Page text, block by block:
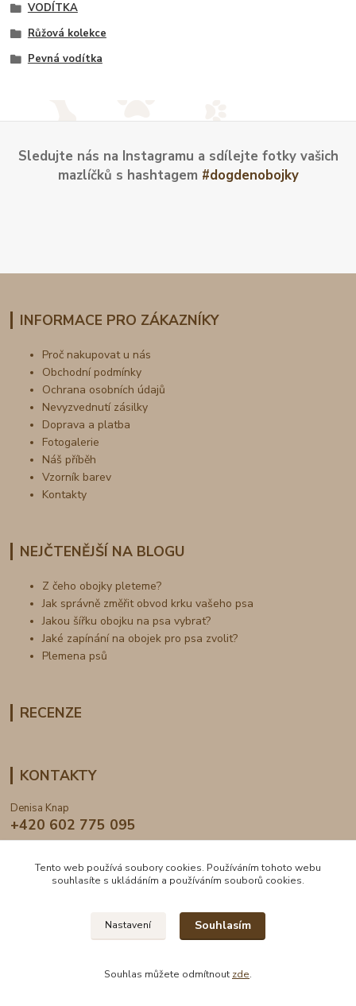
VODÍTKA
Růžová kolekce
Pevná vodítka
Sledujte nás na Instagramu a sdílejte fotky vašich
mazlíčků s hashtagem #dogdenobojky
INFORMACE PRO ZÁKAZNÍKY
Proč nakupovat u nás
Obchodní podmínky
Ochrana osobních údajů
Nevyzvednutí zásilky
Doprava a platba
Fotogalerie
Náš příběh
Vzorník barev
Kontakty
NEJČTENĚJŠÍ NA BLOGU
Z čeho obojky pleteme?
Jak správně změřit obvod krku vašeho psa
Jakou šířku obojku na psa vybrat?
Jaké zapínání na obojek pro psa zvolit?
Plemena psů
RECENZE
KONTAKTY
Denisa Knap
+420 602 775 095
2024 © DogDen.cz, všechna práva vyhrazena
Tento web používá soubory cookies. Používáním tohoto webu
souhlasíte s ukládáním a používáním souborů cookies.
Nastavení Souhlasím
Souhlas můžete odmítnout zde.